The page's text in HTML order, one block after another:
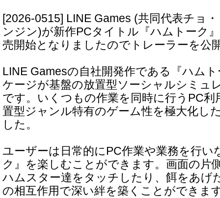
[2026-0515] LINE Games (共同代表チョ
ンジン)が新作PCタイトル『ハムトーク
売開始となりましたのでトレーラーを公
LINE Gamesの自社開発作である『ハム
ケージが基盤の放置型ソーシャルシミュ
です。いくつもの作業を同時に行うPC利
置型ジャンル特有のゲーム性を極大化し
した。
ユーザーは日常的にPC作業や業務を行い
ク』を楽しむことができます。画面の片
ハムスター達をタッチしたり、餌をあげ
の相互作用で深い絆を築くことができま